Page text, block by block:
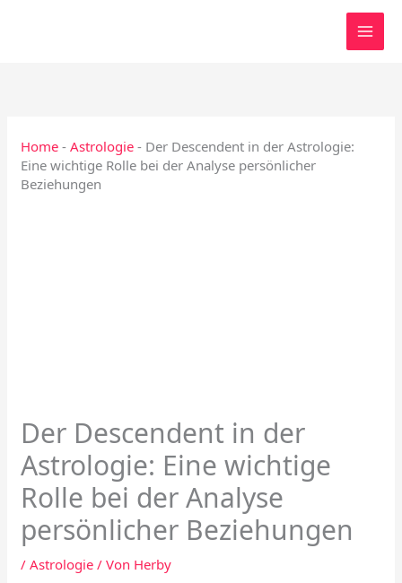
Home -Astrologie - Der Descendent in der Astrologie:
Eine wichtige Rolle bei der Analyse persönlicher
Beziehungen
Der Descendent in der
Astrologie: Eine wichtige
Rolle bei der Analyse
persönlicher Beziehungen
/Astrologie / Von Herby